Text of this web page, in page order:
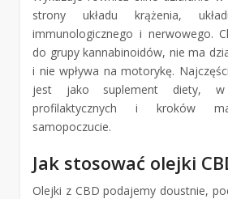
strony układu krążenia,
immunologicznego i nerwowego.
do grupy kannabinoidów, nie ma
i nie wpływa na motorykę.
jest jako suplement diety, w
profilaktycznych i kroków
samopoczucie.
Jak stosować olejki
Olejki z CBD podajemy doustnie,